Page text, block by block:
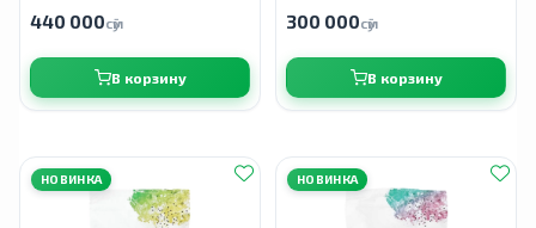
440 000сӯм
В корзину
300 000сӯм
В корзину
НОВИНКА НОВИНКА